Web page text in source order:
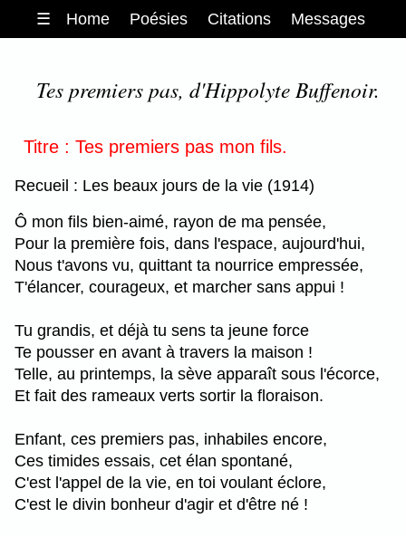
☰ Home Poésies Citations Messages
Tes premiers pas, d'Hippolyte Buffenoir.
Titre : Tes premiers pas mon fils.
Recueil : Les beaux jours de la vie (1914)
Ô mon fils bien-aimé, rayon de ma pensée,
Pour la première fois, dans l'espace, aujourd'hui,
Nous t'avons vu, quittant ta nourrice empressée,
T'élancer, courageux, et marcher sans appui !
Tu grandis, et déjà tu sens ta jeune force
Te pousser en avant à travers la maison !
Telle, au printemps, la sève apparaît sous l'écorce,
Et fait des rameaux verts sortir la floraison.
Enfant, ces premiers pas, inhabiles encore,
Ces timides essais, cet élan spontané,
C'est l'appel de la vie, en toi voulant éclore,
C'est le divin bonheur d'agir et d'être né !